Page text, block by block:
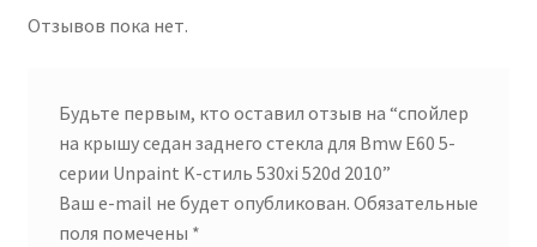
Отзывов пока нет.
Будьте первым, кто оставил отзыв на “спойлер
на крышу седан заднего стекла для Bmw E60 5-
серии Unpaint K-стиль 530xi 520d 2010”
Ваш e-mail не будет опубликован. Обязательные
поля помечены *